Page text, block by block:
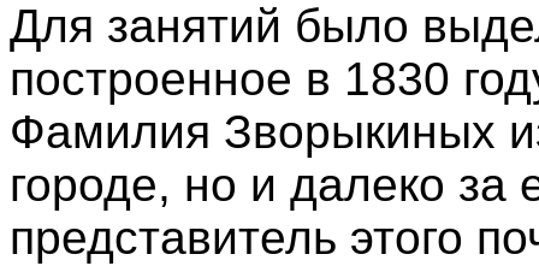
Для занятий было
построенное в 1830
Фамилия Зворыкиных
городе, но и далеко за
представитель этого